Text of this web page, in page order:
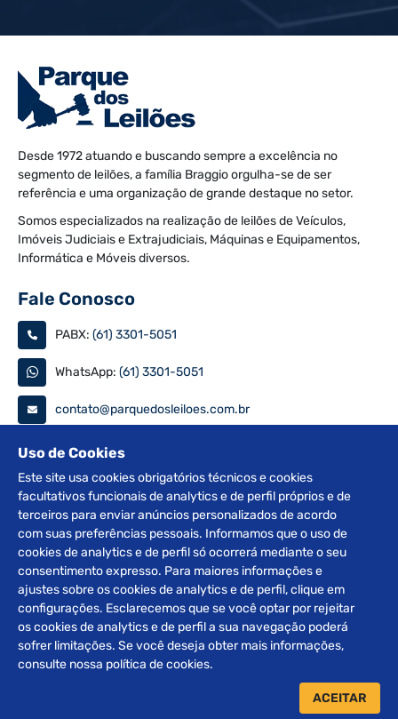
Desde 1972 atuando e buscando sempre a excelência no
segmento de leilões, a família Braggio orgulha-se de ser
referência e uma organização de grande destaque no setor.
Somos especializados na realização de leilões de Veículos,
Imóveis Judiciais e Extrajudiciais, Máquinas e Equipamentos,
Informática e Móveis diversos.
Fale Conosco
PABX: (61) 3301-5051
WhatsApp: (61) 3301-5051
contato@parquedosleiloes.com.br
Consulte seu documento
PESQUISAR
Siga nas redes
2012 © Copyright Parque dos Leilões. Desenvolvido por
Uso de Cookies
Este site usa cookies obrigatórios técnicos e cookies
facultativos funcionais de analytics e de perfil próprios e de
terceiros para enviar anúncios personalizados de acordo
com suas preferências pessoais. Informamos que o uso de
cookies de analytics e de perfil só ocorrerá mediante o seu
consentimento expresso. Para maiores informações e
ajustes sobre os cookies de analytics e de perfil, clique em
configurações. Esclarecemos que se você optar por rejeitar
os cookies de analytics e de perfil a sua navegação poderá
sofrer limitações. Se você deseja obter mais informações,
consulte nossa política de cookies.
ACEITAR